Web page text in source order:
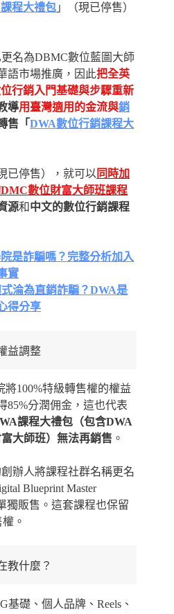
程大禮包 」（現已停售）
更名為DBMC數位藍圖大師
語市場推廣，因此把全英
行銷入門基礎與步驟重新
導用臺灣適用的金流與銷
售「DWA數位行銷課程大
已停售），就可以 同時加
數位財富大師班課程
源和中文的數位行銷課程
是詐騙嗎？完整分析加入
實
淪為直銷詐騙？DWA是
得分享
益調整
將100%特級轉售權的權益
85%分潤佣金，這也代表
課程大禮包（包含DWA
大師班）無法再銷售 。
創辦人將課程社群名稱更名
Blueprint Master
獨販售。這套課程也保留
。
教什麼？
礎、個人品牌、Reels、